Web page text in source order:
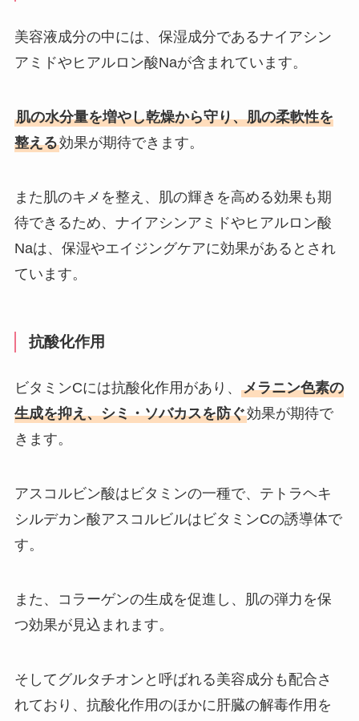
美容液成分の中には、保湿成分であるナイアシン
アミドやヒアルロン酸Naが含まれています。
肌の水分量を増やし乾燥から守り、肌の柔軟性を
整える効果が期待できます。
また肌のキメを整え、肌の輝きを高める効果も期
待できるため、ナイアシンアミドやヒアルロン酸
Naは、保湿やエイジングケアに効果があるとされ
ています。
抗酸化作用
ビタミンCには抗酸化作用があり、 メラニン色素の
生成を抑え、シミ・ソバカスを防ぐ効果が期待で
きます。
アスコルビン酸はビタミンの一種で、テトラヘキ
シルデカン酸アスコルビルはビタミンCの誘導体で
す。
また、コラーゲンの生成を促進し、肌の弾力を保
つ効果が見込まれます。
そしてグルタチオンと呼ばれる美容成分も配合さ
れており、抗酸化作用のほかに肝臓の解毒作用を